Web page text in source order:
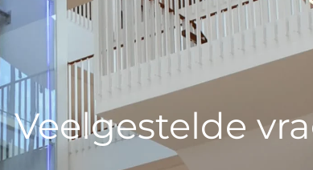
Veelgestelde